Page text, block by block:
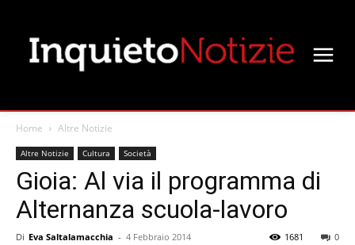
Home Altre Notizie
Altre Notizie Cultura Società
Gioia: Al via il programma di
Alternanza scuola-lavoro
Di Eva Saltalamacchia - 4 Febbraio 2014 0
1681